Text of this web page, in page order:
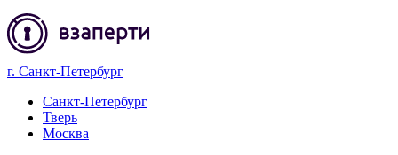
г. Санкт-Петербург
Санкт-Петербург
Тверь
Москва